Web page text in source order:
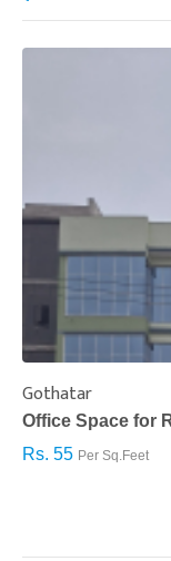
Gothatar
Office Space for
Rs. 55 Per Sq.Feet